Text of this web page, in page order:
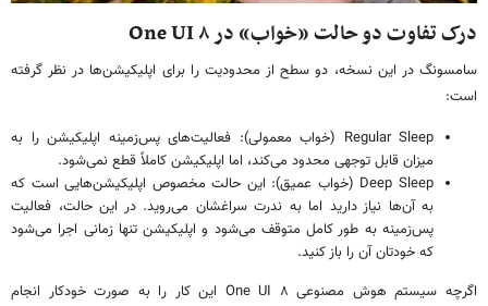
درک تفاوت دو حالت «خواب» در One UI ۸
سامسونگ در این نسخه، دو سطح از محدودیت را برای اپلیکیشن‌ها در نظر گرفته
است:
Regular Sleep (خواب معمولی): فعالیت‌های پس‌زمینه اپلیکیشن را به
میزان قابل توجهی محدود می‌کند، اما اپلیکیشن کاملاً قطع نمی‌شود.
Deep Sleep (خواب عمیق): این حالت مخصوص اپلیکیشن‌هایی است که
به آن‌ها نیاز دارید اما به ندرت سراغشان می‌روید. در این حالت، فعالیت
پس‌زمینه به طور کامل متوقف می‌شود و اپلیکیشن تنها زمانی اجرا می‌شود
که خودتان آن را باز کنید.
اگرچه سیستم هوش مصنوعی One UI ۸ این کار را به صورت خودکار انجام